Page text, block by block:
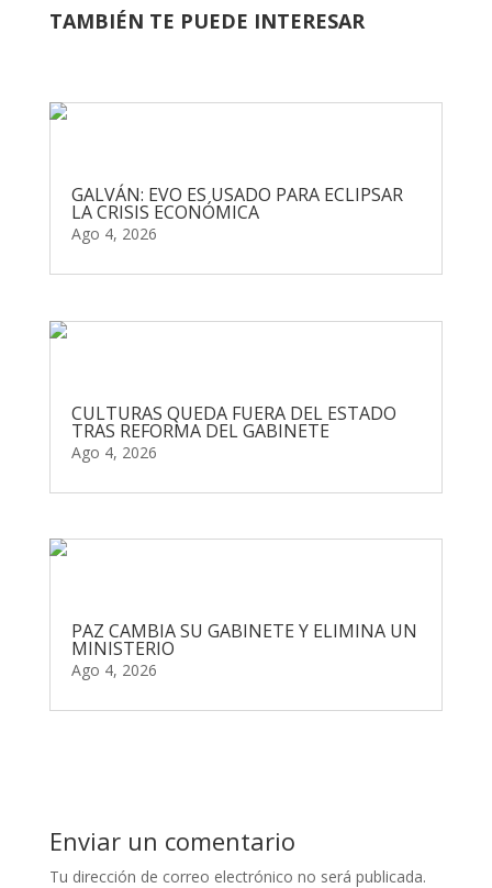
TAMBIÉN TE PUEDE INTERESAR
GALVÁN: EVO ES USADO PARA ECLIPSAR
LA CRISIS ECONÓMICA
Ago 4, 2026
CULTURAS QUEDA FUERA DEL ESTADO
TRAS REFORMA DEL GABINETE
Ago 4, 2026
PAZ CAMBIA SU GABINETE Y ELIMINA UN
MINISTERIO
Ago 4, 2026
Enviar un comentario
Tu dirección de correo electrónico no será publicada.